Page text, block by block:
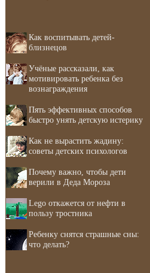
Как воспитывать детей-
близнецов
Учёные рассказали, как
мотивировать ребенка без
вознаграждения
Пять эффективных способов
быстро унять детскую истерику
Как не вырастить жадину:
советы детских психологов
Почему важно, чтобы дети
верили в Деда Мороза
Lego откажется от нефти в
пользу тростника
Ребенку снятся страшные сны:
что делать?